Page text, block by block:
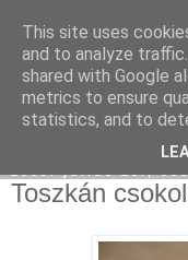
Moha
Toszkán
This site uses
and to analyze
shared with Google
metrics to ensure
statistics, and to